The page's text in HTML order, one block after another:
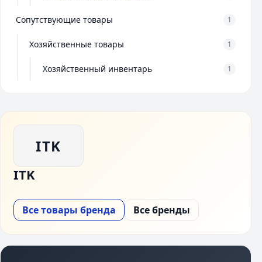
Сопутствующие товары 1
Хозяйственные товары 1
Хозяйственный инвентарь 1
ITK
ITK
Все товары бренда Все бренды